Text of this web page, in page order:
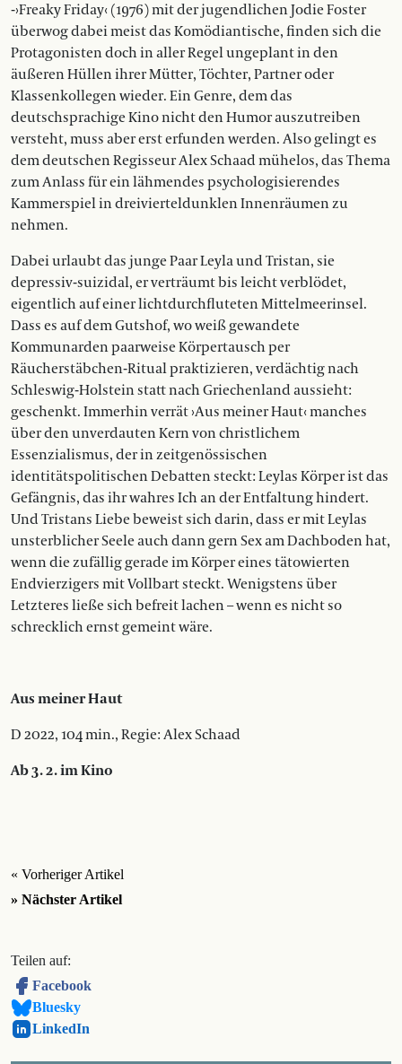
-›Freaky Friday‹ (1976) mit der jugendlichen Jodie Foster
überwog dabei meist das Komödiantische, finden sich die
Protagonisten doch in aller Regel ungeplant in den
äußeren Hüllen ihrer Mütter, Töchter, Partner oder
Klassenkollegen wieder. Ein Genre, dem das
deutschsprachige Kino nicht den Humor auszutreiben
versteht, muss aber erst erfunden werden. Also gelingt es
dem deutschen Regisseur Alex Schaad mühelos, das Thema
zum Anlass für ein lähmendes psychologisierendes
Kammerspiel in dreivierteldunklen Innenräumen zu
nehmen.
Dabei urlaubt das junge Paar Leyla und Tristan, sie
depressiv-suizidal, er verträumt bis leicht verblödet,
eigentlich auf einer lichtdurchfluteten Mittelmeerinsel.
Dass es auf dem Gutshof, wo weiß gewandete
Kommunarden paarweise Körpertausch per
Räucherstäbchen-Ritual praktizieren, verdächtig nach
Schleswig-Holstein statt nach Griechenland aussieht:
geschenkt. Immerhin verrät ›Aus meiner Haut‹ manches
über den unverdauten Kern von christlichem
Essenzialismus, der in zeitgenössischen
identitätspolitischen Debatten steckt: Leylas Körper ist das
Gefängnis, das ihr wahres Ich an der Entfaltung hindert.
Und Tristans Liebe beweist sich darin, dass er mit Leylas
unsterblicher Seele auch dann gern Sex am Dachboden hat,
wenn die zufällig gerade im Körper eines tätowierten
Endvierzigers mit Vollbart steckt. Wenigstens über
Letzteres ließe sich befreit lachen – wenn es nicht so
schrecklich ernst gemeint wäre.
Aus meiner Haut
D 2022, 104 min., Regie: Alex Schaad
Ab 3. 2. im Kino
« Vorheriger Artikel
» Nächster Artikel
Teilen auf:
Facebook
Bluesky
LinkedIn